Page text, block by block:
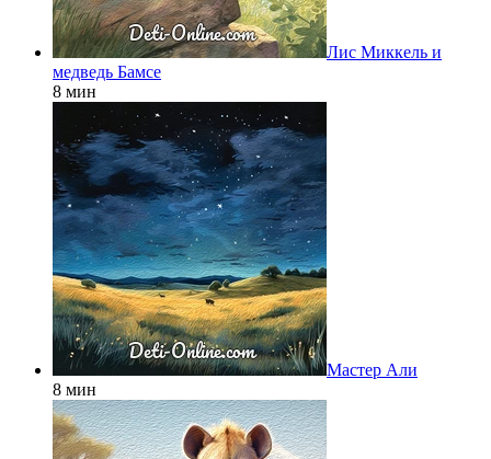
Лис Миккель и
медведь Бамсе
8 мин
Мастер Али
8 мин